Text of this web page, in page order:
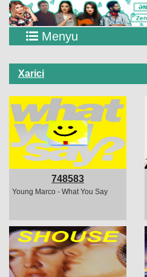
Menyu
Xarici
748583
Young Marco - What You Say